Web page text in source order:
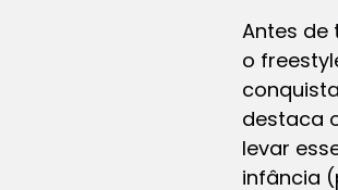
Antes de
o
destaca
levar
infância